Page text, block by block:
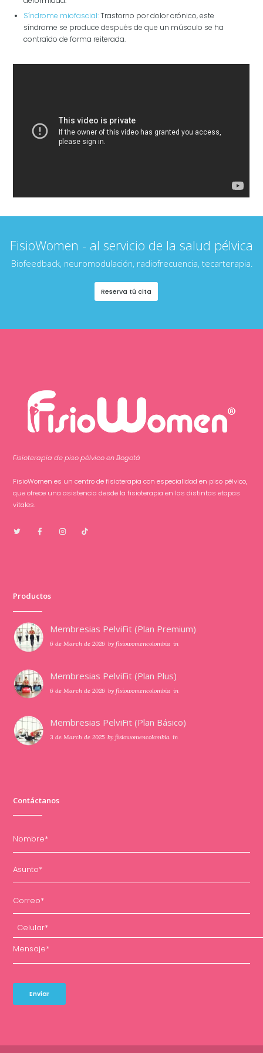
Síndrome miofascial:Trastorno por dolor crónico, este
síndrome se produce después de que un músculo se ha
contraído de forma reiterada.
FisioWomen - al servicio de la salud pélvica
Biofeedback, neuromodulación, radiofrecuencia, tecarterapia.
Reserva tú cita
Fisioterapia de piso pélvico en Bogotá
FisioWomen es un centro de fisioterapia con especialidad en piso pélvico,
que ofrece una asistencia desde la fisioterapia en las distintas etapas
vitales.
Productos
Membresias PelviFit (Plan Premium)
6 de March de 2026 byfisiowomencolombia in
Membresias PelviFit (Plan Plus)
6 de March de 2026 byfisiowomencolombia in
Membresias PelviFit (Plan Básico)
3 de March de 2025 byfisiowomencolombia in
Contáctanos